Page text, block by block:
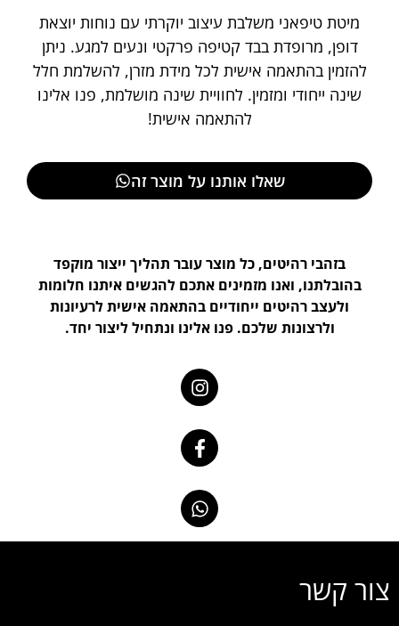
מיטת טיפאני משלבת עיצוב יוקרתי עם נוחות יוצאת
דופן, מרופדת בבד קטיפה פרקטי ונעים למגע. ניתן
להזמין בהתאמה אישית לכל מידת מזרן, להשלמת חלל
שינה ייחודי ומזמין. לחוויית שינה מושלמת, פנו אלינו
להתאמה אישית!
שאלו אותנו על מוצר זה
בזהבי רהיטים, כל מוצר עובר תהליך ייצור מוקפד
בהובלתנו, ואנו מזמינים אתכם להגשים איתנו חלומות
ולעצב רהיטים ייחודיים בהתאמה אישית לרעיונות
ולרצונות שלכם. פנו אלינו ונתחיל ליצור יחד.
צור קשר